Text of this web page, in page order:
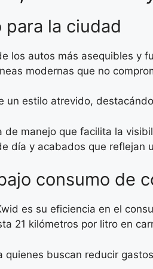
la ciudad
los autos más asequibles y
modernas que no
un estilo atrevido,
de manejo que facilita la
día y acabados que reflejan
consumo de
es su eficiencia en el
21 kilómetros por litro en
buscan reducir